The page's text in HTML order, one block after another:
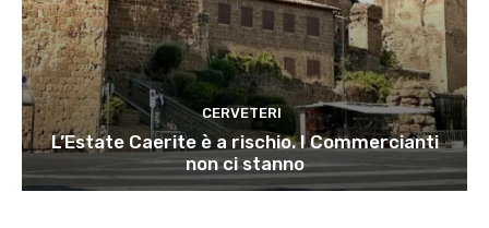
CERVETERI
L’Estate Caerite è a rischio. I Commercianti
non ci stanno